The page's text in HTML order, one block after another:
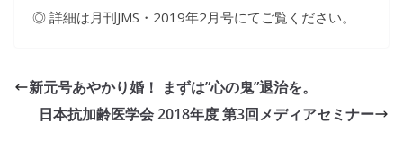
◎ 詳細は月刊JMS・2019年2月号にてご覧ください。
新元号あやかり婚！ まずは”心の鬼”退治を。
日本抗加齢医学会 2018年度 第3回メディアセミナー